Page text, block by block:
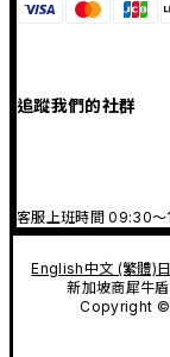
追蹤我們的社群
客服上班時間 09:30～
English中文 (繁體)
新加坡商犀牛
Copyright ©